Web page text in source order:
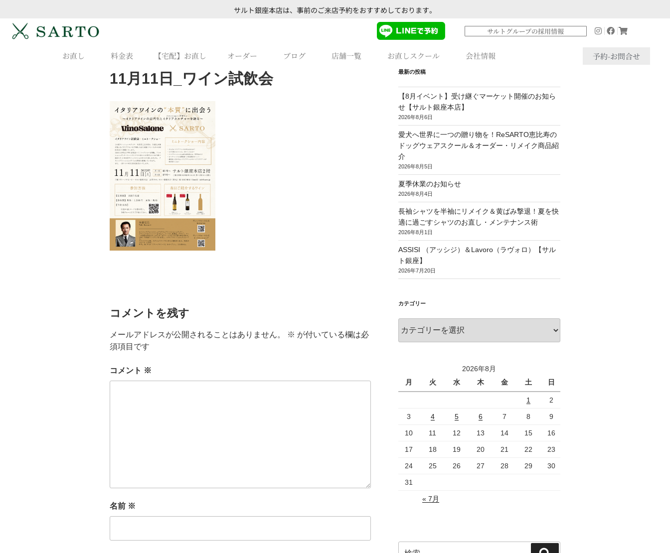
サルト銀座本店は、事前のご来店予約をおすすめしております。
サルトグループの採用情報
お直し 料金表 【宅配】お直し オーダー ブログ 店舗一覧 お直しスクール 会社情報 予約-お問合せ
11月11日_ワイン試飲会
コメントを残す
メールアドレスが公開されることはありません。 ※ が付いている欄は必
須項目です
コメント ※
名前 ※
最新の投稿
【8月イベント】受け継ぐマーケット開催のお知ら
せ【サルト銀座本店】
2026年8月6日
愛犬へ世界に一つの贈り物を！ReSARTO恵比寿の
ドッグウェアスクール＆オーダー・リメイク商品紹
介
2026年8月5日
夏季休業のお知らせ
2026年8月4日
長袖シャツを半袖にリメイク＆黄ばみ撃退！夏を快
適に過ごすシャツのお直し・メンテナンス術
2026年8月1日
ASSISI （アッシジ）＆Lavoro（ラヴォロ）【サル
ト銀座】
2026年7月20日
カテゴリー
2026年8月
月
火 水 木 金 土 日
1 2
3 4 5 6 7 8 9
10 11 12 13 14 15 16
17 18 19 20 21 22 23
24 25 26 27 28 29 30
31
« 7月